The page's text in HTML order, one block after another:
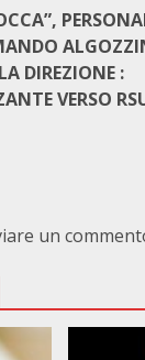
DIREZIONE :
VERSO
un